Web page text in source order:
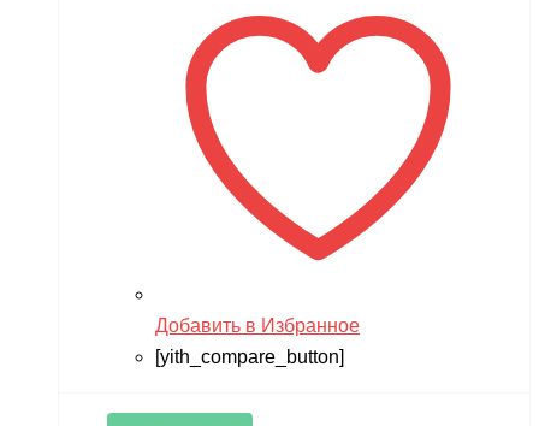
Добавить в Избранное
[yith_compare_button]